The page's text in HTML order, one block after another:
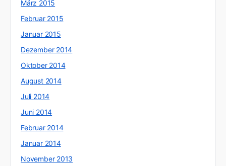
März 2015
Februar 2015
Januar 2015
Dezember 2014
Oktober 2014
August 2014
Juli 2014
Juni 2014
Februar 2014
Januar 2014
November 2013